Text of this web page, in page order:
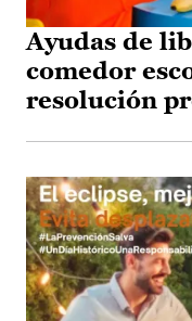
Ayudas de
comedor
resolución